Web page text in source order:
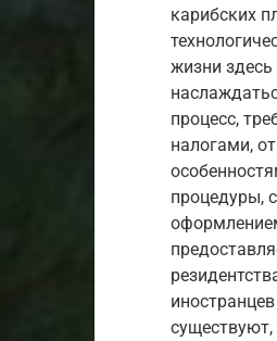
карибских
жизни
процесс,
налогами,
процедуры,
существуют,